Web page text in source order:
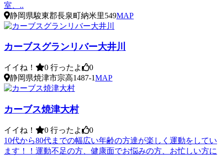
室、..
静岡県駿東郡長泉町納米里549MAP
カーブスグランリバー大井川
イイね！ 0 行ったよ
0
静岡県焼津市宗高1487-1MAP
カーブス焼津大村
イイね！ 0 行ったよ
0
10代から80代までの幅広い年齢の方達が楽しく運動をしてい
ます！！運動不足の方、健康面でお悩みの方、お忙しい方に